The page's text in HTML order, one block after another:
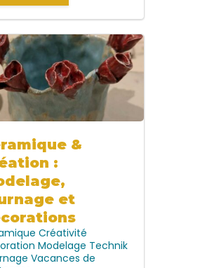
&
:
et
Créativité
Modelage Technik
Vacances de